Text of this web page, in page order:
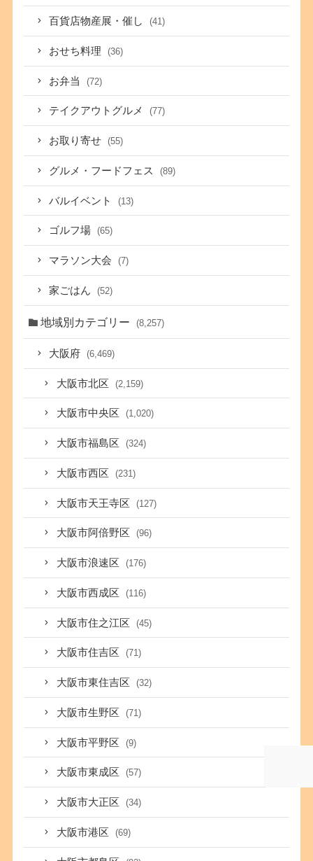
百貨店物産展・催し (41)
おせち料理 (36)
お弁当 (72)
テイクアウトグルメ (77)
お取り寄せ (55)
グルメ・フードフェス (89)
バルイベント (13)
ゴルフ場 (65)
マラソン大会 (7)
家ごはん (52)
地域別カテゴリー (8,257)
大阪府 (6,469)
大阪市北区 (2,159)
大阪市中央区 (1,020)
大阪市福島区 (324)
大阪市西区 (231)
大阪市天王寺区 (127)
大阪市阿倍野区 (96)
大阪市浪速区 (176)
大阪市西成区 (116)
大阪市住之江区 (45)
大阪市住吉区 (71)
大阪市東住吉区 (32)
大阪市生野区 (71)
大阪市平野区 (9)
大阪市東成区 (57)
大阪市大正区 (34)
大阪市港区 (69)